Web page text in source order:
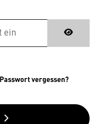
Passwort vergessen?